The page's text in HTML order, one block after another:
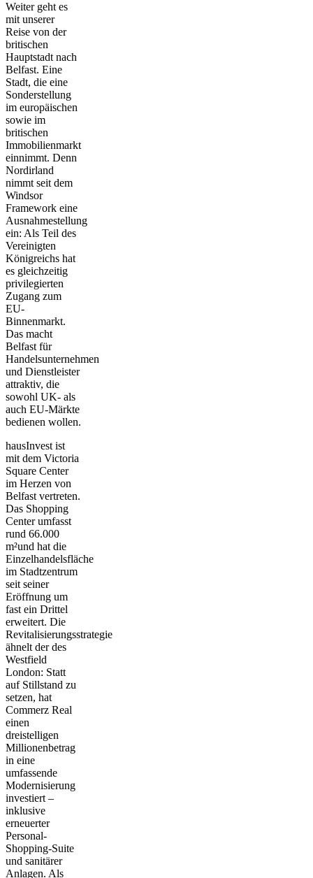
Weiter geht es
mit unserer
Reise von der
britischen
Hauptstadt nach
Belfast. Eine
Stadt, die eine
Sonderstellung
im europäischen
sowie im
britischen
Immobilienmarkt
einnimmt. Denn
Nordirland
nimmt seit dem
Windsor
Framework eine
Ausnahmestellung
ein: Als Teil des
Vereinigten
Königreichs hat
es gleichzeitig
privilegierten
Zugang zum
EU-
Binnenmarkt.
Das macht
Belfast für
Handelsunternehmen
und Dienstleister
attraktiv, die
sowohl UK- als
auch EU-Märkte
bedienen wollen.
hausInvest ist
mit dem Victoria
Square Center
im Herzen von
Belfast vertreten.
Das Shopping
Center umfasst
rund 66.000
m²und hat die
Einzelhandelsfläche
im Stadtzentrum
seit seiner
Eröffnung um
fast ein Drittel
erweitert. Die
Revitalisierungsstrategie
ähnelt der des
Westfield
London: Statt
auf Stillstand zu
setzen, hat
Commerz Real
einen
dreistelligen
Millionenbetrag
in eine
umfassende
Modernisierung
investiert –
inklusive
erneuerter
Personal-
Shopping-Suite
und sanitärer
Anlagen. Als